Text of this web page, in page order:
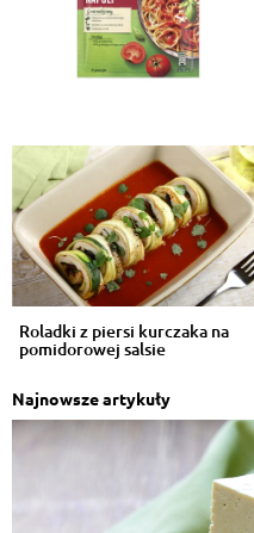
Roladki z piersi kurczaka na
pomidorowej salsie
Najnowsze artykuły